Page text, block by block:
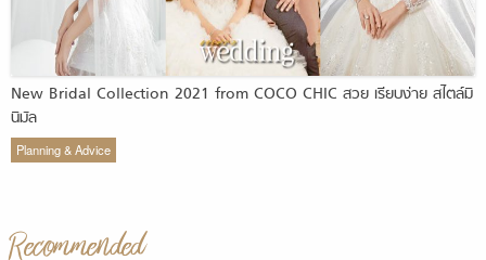
New Bridal Collection 2021 from COCO CHIC สวย เรียบง่าย สไตล์มิ
นิมัล
Planning & Advice
Recommended